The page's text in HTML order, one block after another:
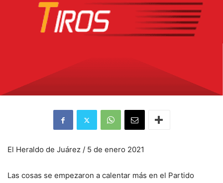
El Heraldo de Juárez / 5 de enero 2021
Las cosas se empezaron a calentar más en el Partido